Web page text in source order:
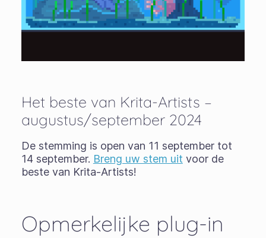
Het beste van Krita-Artists –
augustus/september 2024
De stemming is open van 11 september tot
14 september. Breng uw stem uit voor de
beste van Krita-Artists!
Opmerkelijke plug-in